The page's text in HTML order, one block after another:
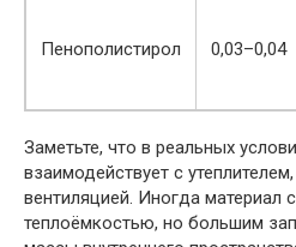
Пенополистирол 0,03–0,04
Заметьте, что в реальных
взаимодействует с
вентиляцией. Иногда материал
теплоёмкостью, но большим